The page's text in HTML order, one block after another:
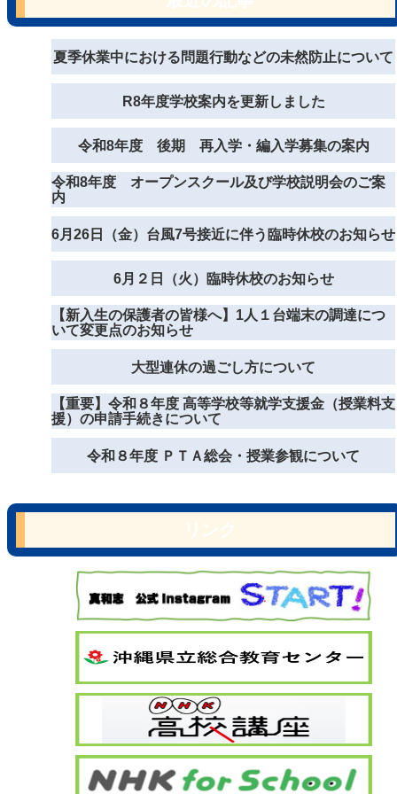
夏季休業中における問題行動などの未然防止について
R8年度学校案内を更新しました
令和8年度 後期 再入学・編入学募集の案内
令和8年度 オープンスクール及び学校説明会のご案
内
6月26日（金）台風7号接近に伴う臨時休校のお知らせ
6月２日（火）臨時休校のお知らせ
【新入生の保護者の皆様へ】1人１台端末の調達につ
いて変更点のお知らせ
大型連休の過ごし方について
【重要】令和８年度 高等学校等就学支援金（授業料支
援）の申請手続きについて
令和８年度 ＰＴＡ総会・授業参観について